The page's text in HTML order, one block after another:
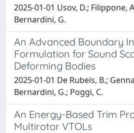
2025-01-01 Usov, D.; Filippone,
Bernardini, G.
An Advanced Boundary
Formulation for Sound
Deforming Bodies
2025-01-01 De Rubeis, B.;
Bernardini, G.; Poggi, C.
An Energy-Based Trim
Multirotor VTOLs